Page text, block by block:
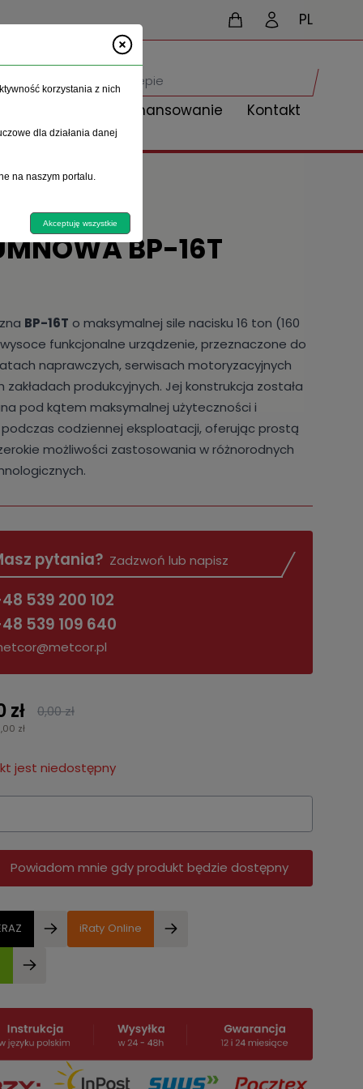
PL
Finansowanie Kontakt
BP-16T
BP-16T o maksymalnej sile nacisku 16 ton (160
funkcjonalne urządzenie, przeznaczone do
naprawczych, serwisach motoryzacyjnych
zakładach produkcyjnych. Jej konstrukcja została
pod kątem maksymalnej użyteczności i
codziennej eksploatacji, oferując prostą
możliwości zastosowania w różnorodnych
pytania? Zadzwoń lub napisz
539 200 102
539 109 640
zł
zł
0,00 zł
jest niedostępny
Powiadom mnie gdy produkt będzie dostępny
iRaty Online
korzystania z nich
dla działania danej
na naszym portalu.
Akceptuję wszystkie